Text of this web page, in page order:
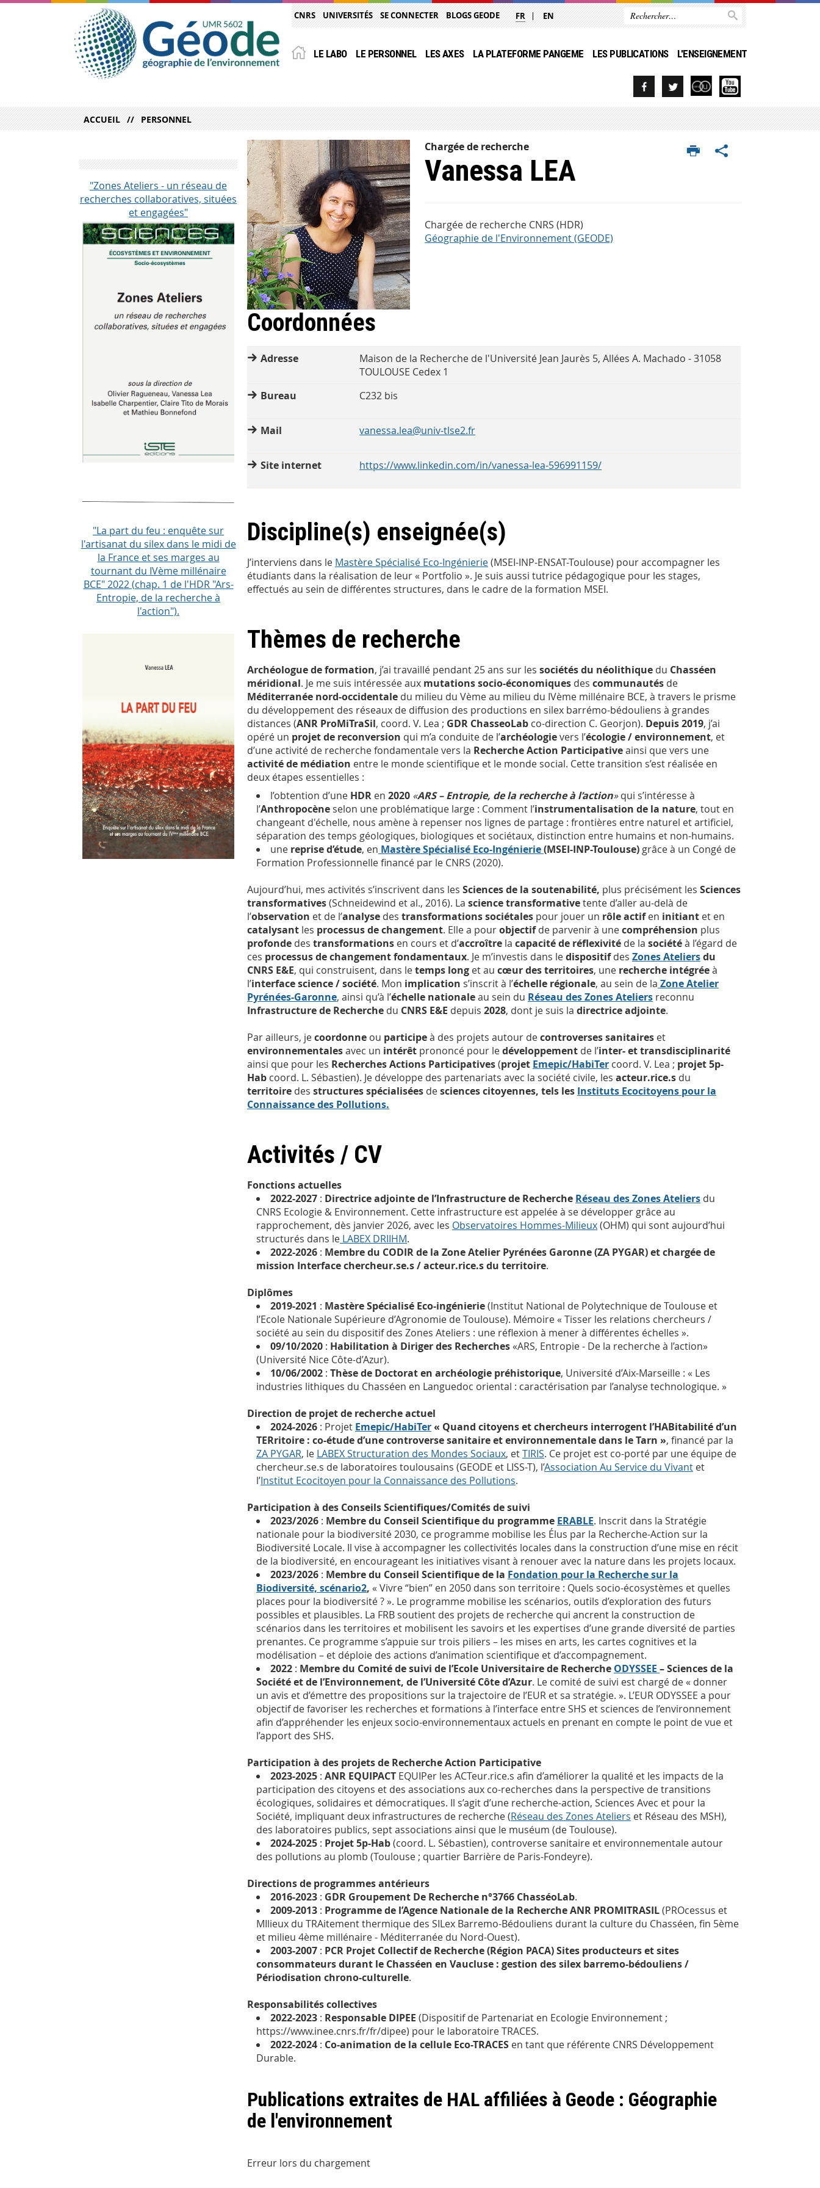
CNRS UNIVERSITÉS SE CONNECTER BLOGS GEODE FR EN
LE LABO LE PERSONNEL LES AXES LA PLATEFORME PANGEME LES PUBLICATIONS L'ENSEIGNEMENT
ACCUEIL PERSONNEL
Chargée de recherche
Vanessa LEA
Chargée de recherche CNRS (HDR)
Géographie de l'Environnement (GEODE)
Coordonnées
Adresse
Maison de la Recherche de l'Université Jean Jaurès 5, Allées A. Machado - 31058
TOULOUSE Cedex 1
Bureau
C232 bis
Mail vanessa.lea@univ-tlse2.fr
Site internet https://www.linkedin.com/in/vanessa-lea-596991159/
Discipline(s) enseignée(s)
J’interviens dans le Mastère Spécialisé Eco-Ingénierie(MSEI-INP-ENSAT-Toulouse) pour accompagner les
étudiants dans la réalisation de leur « Portfolio ». Je suis aussi tutrice pédagogique pour les stages,
effectués au sein de différentes structures, dans le cadre de la formation MSEI.
Thèmes de recherche
Archéologuede formation, j’ai travaillé pendant 25 ans sur les sociétés du néolithique du Chasséen
méridional. Je me suis intéressée aux mutations socio-économiques des communautés de
Méditerranée nord-occidentale du milieu du Vèmeau milieu du IVème millénaire BCE, à travers le prisme
du développement des réseaux de diffusion des productions en silex barrémo-bédouliens à grandes
distances (ANR ProMiTraSil, coord. V. Lea ; GDR ChasseoLab co-direction C. Georjon). Depuis2019, j’ai
opéré un projet de reconversion qui m’a conduite de l’archéologievers l’écologie / environnement, et
d’une activité de recherche fondamentale vers la Recherche Action Participativeainsi que vers une
activité de médiation entre le monde scientifique et le monde social. Cette transition s’est réalisée en
deux étapes essentielles :
l’obtention d’une HDR en 2020 «ARS – Entropie, de la recherche à l’action»qui s’intéresse à
l’Anthropocène selon une problématique large : Comment l’instrumentalisation de la nature, tout en
changeant d'échelle, nous amène à repenser nos lignes de partage : frontières entre naturel et artificiel,
séparation des temps géologiques, biologiques et sociétaux, distinction entre humains et non-humains.
une reprise d’étude, en Mastère Spécialisé Eco-Ingénierie(MSEI-INP-Toulouse) grâce à un Congé de
Formation Professionnelle financé par le CNRS (2020).
Aujourd’hui, mes activités s’inscrivent dans les Sciencesde la soutenabilité, plus précisément les Sciences
transformatives(Schneidewind et al., 2016). La science transformativetente d’aller au-delà de
l’observation et de l’analyse des transformations sociétales pour jouer un rôle actifen initiant et en
catalysant les processus de changement. Elle a pourobjectifde parvenir à unecompréhension plus
profonde des transformations en cours et d’accroître la capacité de réflexivité de la sociétéà l’égard de
ces processus de changement fondamentaux. Je m’investis dans ledispositifdes Zones Ateliersdu
CNRS E&E, qui construisent, dans letemps long et au cœur des territoires, une recherche intégréeà
l’interface science / société. Mon implication s’inscrit à l’échelle régionale, au sein de la Zone Atelier
Pyrénées-Garonne, ainsi qu’à l’échelle nationaleau sein du Réseau des Zones Ateliers reconnu
Infrastructure de Recherche du CNRS E&E depuis 2028, dont je suis la directrice adjointe.
Par ailleurs, jecoordonne ou participeà des projets autour decontroverses sanitaires et
environnementalesavec un intérêt prononcé pour ledéveloppement de l’inter- et transdisciplinarité
ainsi que pour les Recherches Actions Participatives(projet Emepic/HabiTer coord. V. Lea ; projet 5p-
Hab coord. L. Sébastien). Je développe des partenariats avec la société civile, les acteur.rice.s du
territoire des structures spécialisées desciences citoyennes, tels les Instituts Ecocitoyens pour la
Connaissance des Pollutions.
Activités / CV
Fonctions actuelles
2022-2027 : Directrice adjointe de l’Infrastructure de Recherche Réseau des Zones Ateliers du
CNRS Ecologie & Environnement. Cette infrastructure est appelée à se développer grâce au
rapprochement, dès janvier 2026, avec les Observatoires Hommes-Milieux(OHM) qui sont aujourd’hui
structurés dans le LABEX DRIIHM.
2022-2026 : Membre du CODIR de la Zone Atelier Pyrénées Garonne (ZA PYGAR) et chargée de
mission Interface chercheur.se.s / acteur.rice.s du territoire.
Diplômes
2019-2021 : Mastère Spécialisé Eco-ingénierie(Institut National de Polytechnique de Toulouse et
l’Ecole Nationale Supérieure d’Agronomie de Toulouse). Mémoire « Tisser les relations chercheurs /
société au sein du dispositif des Zones Ateliers : une réflexion à mener à différentes échelles ».
09/10/2020 : Habilitation à Diriger des Recherches«ARS, Entropie - De la recherche à l’action»
(Université Nice Côte-d’Azur).
10/06/2002 : Thèse de Doctorat en archéologie préhistorique, Université d’Aix-Marseille : « Les
industries lithiques du Chasséen en Languedoc oriental : caractérisation par l’analyse technologique. »
Direction de projet de recherche actuel
2024-2026 : Projet Emepic/HabiTer« Quand citoyens et chercheurs interrogent l’HABitabilité d’un
TERritoire : co-étude d’une controverse sanitaire et environnementale dans le Tarn », financé par la
ZA PYGAR, le LABEX Structuration des Mondes Sociaux, etTIRIS. Ce projet est co-porté par une équipe de
chercheur.se.s de laboratoires toulousains (GEODE et LISS-T), l’Association Au Service du Vivant et
l’Institut Ecocitoyen pour la Connaissance des Pollutions.
Participation à des Conseils Scientifiques/Comités de suivi
2023/2026 : Membre du Conseil Scientifique du programme ERABLE. Inscrit dans la Stratégie
nationale pour la biodiversité 2030, ce programme mobilise les Élus par la Recherche-Action sur la
Biodiversité Locale. Il vise à accompagner les collectivités locales dans la construction d’une mise en récit
de la biodiversité, en encourageant les initiatives visant à renouer avec la nature dans les projets locaux.
2023/2026 : Membre du Conseil Scientifique de la Fondation pour la Recherche sur la
Biodiversité, scénario2, « Vivre “bien” en 2050 dans son territoire : Quels socio-écosystèmes et quelles
places pour la biodiversité ? ». Le programme mobilise les scénarios, outils d’exploration des futurs
possibles et plausibles. La FRB soutient des projets de recherche qui ancrent la construction de
scénarios dans les territoires et mobilisent les savoirs et les expertises d’une grande diversité de parties
prenantes. Ce programme s’appuie sur trois piliers – les mises en arts, les cartes cognitives et la
modélisation – et déploie des actions d’animation scientifique et d’accompagnement.
2022 : Membre du Comité de suivi de l’Ecole Universitaire de Recherche ODYSSEE – Sciences de la
Société et de l’Environnement, de l’Université Côte d’Azur. Le comité de suivi est chargé de « donner
un avis et d’émettre des propositions sur la trajectoire de l’EUR et sa stratégie. ». L’EUR ODYSSEE a pour
objectif de favoriser les recherches et formations à l’interface entre SHS et sciences de l’environnement
afin d’appréhender les enjeux socio-environnementaux actuels en prenant en compte le point de vue et
l’apport des SHS.
Participation à des projets de Recherche Action Participative
2023-2025 : ANR EQUIPACT EQUIPer les ACTeur.rice.s afin d’améliorer la qualité et les impacts de la
participation des citoyens et des associations aux co-recherches dans la perspective de transitions
écologiques, solidaires et démocratiques. Il s’agit d’une recherche-action, Sciences Avec et pour la
Société, impliquant deux infrastructures de recherche (Réseau des Zones Ateliers et Réseau des MSH),
des laboratoires publics, sept associations ainsi que le muséum (de Toulouse).
2024-2025 : Projet 5p-Hab(coord. L. Sébastien), controverse sanitaire et environnementale autour
des pollutions au plomb (Toulouse ; quartier Barrière de Paris-Fondeyre).
Directions de programmes antérieurs
2016-2023 : GDR Groupement De Recherche n°3766 ChasséoLab.
2009-2013 : Programme de l’Agence Nationale de la Recherche ANR PROMITRASIL(PROcessus et
MIlieux du TRAitement thermique des SILex Barremo-Bédouliens durant la culture du Chasséen, fin 5ème
et milieu 4ème millénaire - Méditerranée du Nord-Ouest).
2003-2007 : PCR Projet Collectif de Recherche (Région PACA) Sites producteurs et sites
consommateurs durant le Chasséen en Vaucluse : gestion des silex barremo-bédouliens /
Périodisation chrono-culturelle.
Responsabilités collectives
2022-2023 : Responsable DIPEE (Dispositif de Partenariat en Ecologie Environnement ;
https://www.inee.cnrs.fr/fr/dipee) pour le laboratoire TRACES.
2022-2024 : Co-animation de la cellule Eco-TRACES en tant que référente CNRS Développement
Durable.
Publications extraites de HAL affiliées à Geode : Géographie
de l'environnement
Erreur lors du chargement
"Zones Ateliers - un réseau de
recherches collaboratives, situées
et engagées"
"La part du feu : enquête sur
l'artisanat du silex dans le midi de
la France et ses marges au
tournant du IVème millénaire
BCE" 2022 (chap. 1 de l'HDR "Ars-
Entropie, de la recherche à
l'action").